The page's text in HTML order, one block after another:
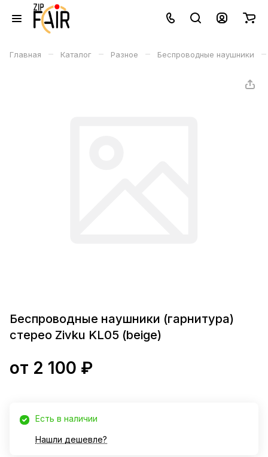
Главная – Каталог – Разное – Беспроводные наушники –
Беспроводные наушники (гарнитура)
стерео Zivku KL05 (beige)
от 2 100 ₽
Есть в наличии
Нашли дешевле?